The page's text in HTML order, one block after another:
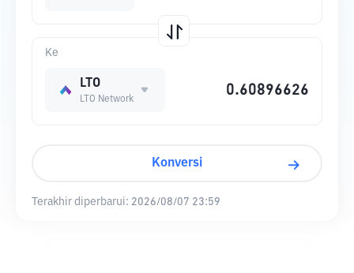
Ke
LTO
LTO Network
Konversi
Terakhir diperbarui: 2026/08/07 23:59